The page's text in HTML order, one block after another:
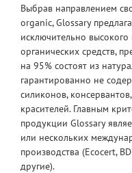
Выбрав направлением
organic, Glossary
исключительно
органических средств,
на 95% состоят из
гарантированно не
силиконов,
красителей. Главным
продукции Glossary
или нескольких
производства (Ecocert,
другие).